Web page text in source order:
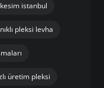
istanbul
pleksi levha
üretim pleksi